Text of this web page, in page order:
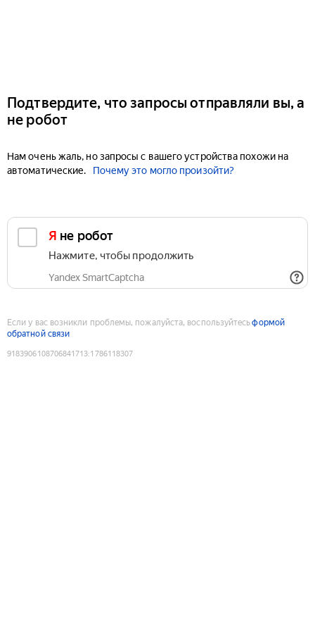
Подтвердите, что запросы отправляли вы, а
не робот
Нам очень жаль, но запросы с вашего устройства похожи на
автоматические.
Почему это могло произойти?
Я не робот
Нажмите, чтобы продолжить
Yandex SmartCaptcha
Если у вас возникли проблемы, пожалуйста, воспользуйтесьформой
обратной связи
9183906108706841713:1786118307